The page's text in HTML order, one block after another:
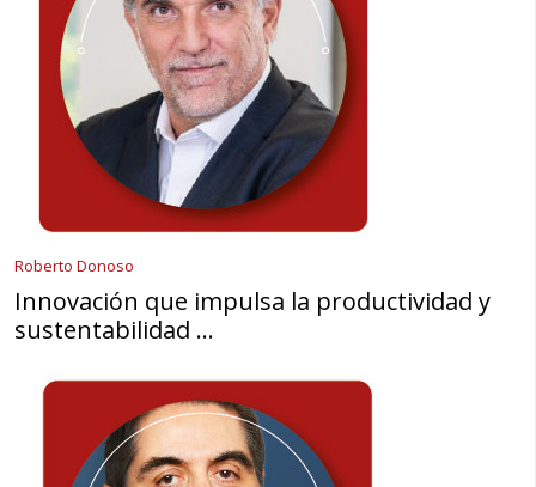
Roberto Donoso
Innovación que impulsa la productividad y
sustentabilidad …